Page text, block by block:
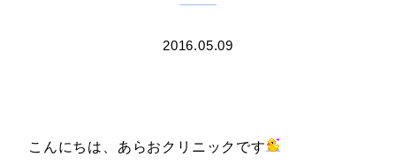
2016.05.09
こんにちは、あらおクリニックです